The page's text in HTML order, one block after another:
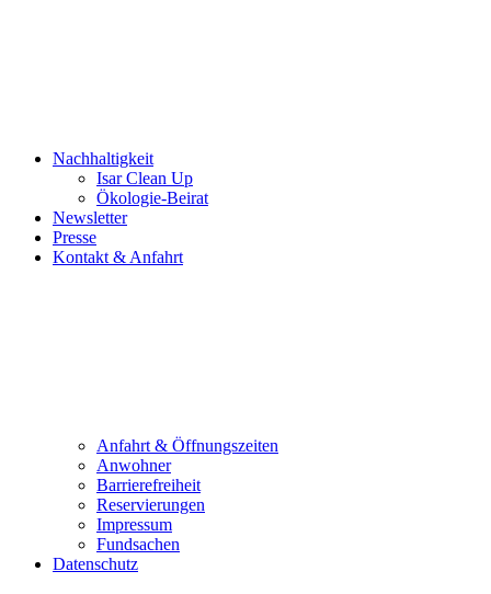
Nachhaltigkeit
Isar Clean Up
Ökologie-Beirat
Newsletter
Presse
Kontakt & Anfahrt
Anfahrt & Öffnungszeiten
Anwohner
Barrierefreiheit
Reservierungen
Impressum
Fundsachen
Datenschutz